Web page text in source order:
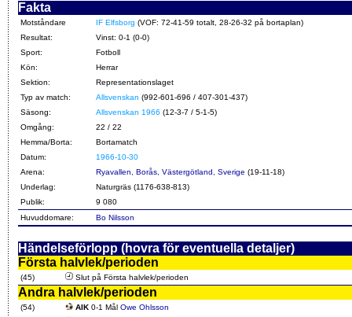
Fakta
Motståndare IF Elfsborg (VOF: 72-41-59 totalt, 28-26-32 på bortaplan)
Resultat:
Vinst: 0-1 (0-0)
Sport:
Fotboll
Kön:
Herrar
Sektion:
Representationslaget
Typ av match:
Allsvenskan (992-601-696 / 407-301-437)
Säsong:
Allsvenskan 1966 (12-3-7 / 5-1-5)
Omgång:
22 / 22
Hemma/Borta:
Bortamatch
Datum:
1966-10-30
Arena:
Ryavallen, Borås, Västergötland, Sverige (19-11-18)
Underlag:
Naturgräs (1176-638-813)
Publik:
9 080
Huvuddomare:
Bo Nilsson
Händelseförlopp (hovra för eventuella detaljer)
Första halvlek/perioden
(45) Slut på Första halvlek/perioden
Andra halvlek/perioden
(54) AIK 0-1 Mål Owe Ohlsson